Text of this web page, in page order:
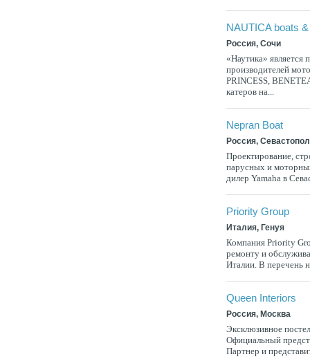
NAUTICA boats
Россия, Сочи
«Наутика» является
производителей
PRINCESS,
катеров на...
Nepran Boat
Россия,
Проектирование,
парусных и
дилер Yamaha в
Priority Group
Италия, Генуя
Компания Priority
ремонту и
Италии. В перечень
Queen Interiors
Россия, Москва
Эксклюзивное
Официальный
Партнер и